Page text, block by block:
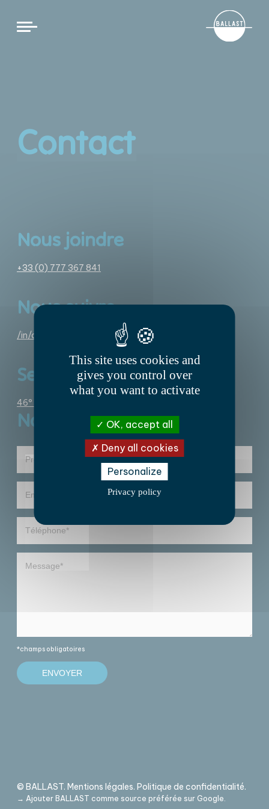
Contact
Nous joindre
+33 (0) 777 367 841
Nous suivre
/in/amelie-salmon
Se rencontrer
46° 9′ 37.184″ N 1° 9′ 4.1″ W
Nous écrire
*champs obligatoires
© BALLAST. Mentions légales. Politique de confidentialité.
→ Ajouter BALLAST comme source préférée sur Google
This site uses cookies and
gives you control over
what you want to activate
OK, accept all
Deny all cookies
Personalize
Privacy policy